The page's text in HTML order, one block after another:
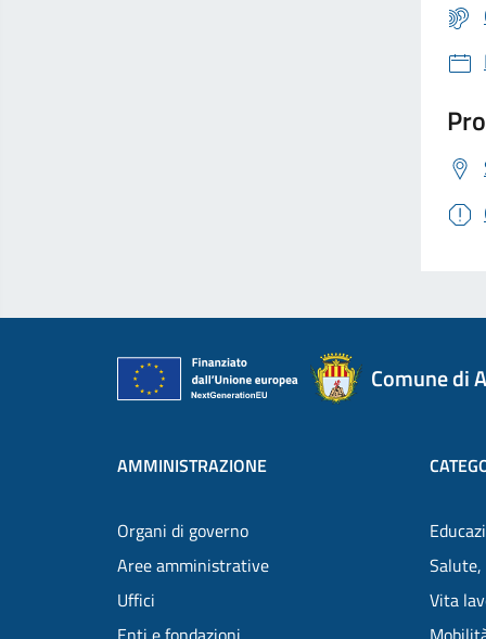
Comune di
AMMINISTRAZIONE
Organi di governo
Aree amministrative
Uffici
Salute,
Vita